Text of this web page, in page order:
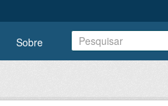
Sobre